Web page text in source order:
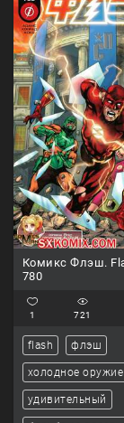
Комикс Флэш.
780
1 721
flash флэш
холодное оружие
удивительный